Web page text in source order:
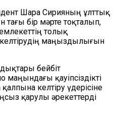
Шара Сирияның ұлттық
тағы бір мәрте тоқталып,
толық
келтірудің маңыздылығын
бейбіт
қауіпсіздікті
келтіру үдерісіне
қарулы әрекеттерді